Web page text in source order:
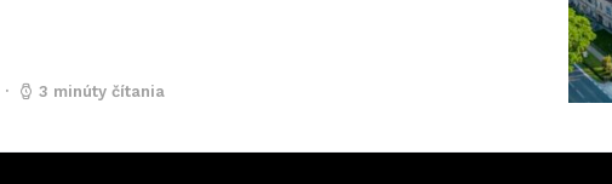
3 minúty čítania